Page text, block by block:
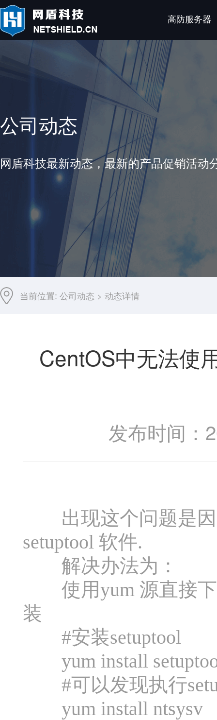
高防服务器
公司动态
网盾科技最新动态，最新的产品促销活
当前位置: 公司动态 > 动态详情
CentOS中无法使
发布时间：
出现这个问题是因
setuptool 软件.
解决办法为：
使用yum 源直接下
装
#安装setuptool
yum install
#可以发现执行
yum install ntsysv